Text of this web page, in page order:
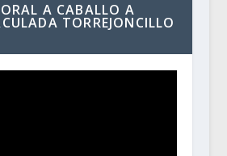
A CABALLO A
TORREJONCILLO